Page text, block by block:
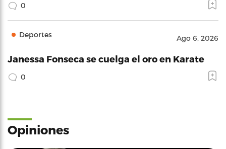
0
Deportes Ago 6, 2026
Janessa Fonseca se cuelga el oro en Karate
0
Opiniones